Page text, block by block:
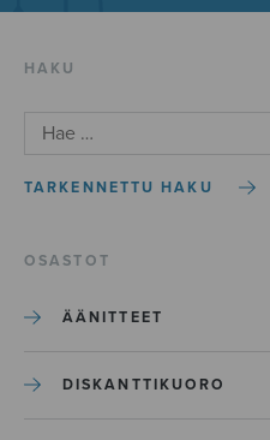
HAKU
TARKENNETTU HAKU
OSASTOT
ÄÄNITTEET
DISKANTTIKUORO